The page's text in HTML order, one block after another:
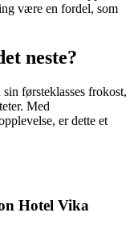
være en fordel, som
neste?
førsteklasses frokost,
Med
er dette et
Hotel Vika